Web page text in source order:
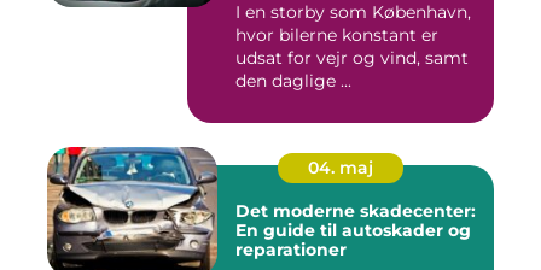
I en storby som København,
hvor bilerne konstant er
udsat for vejr og vind, samt
den daglige ...
04. maj
Det moderne skadecenter:
En guide til autoskader og
reparationer